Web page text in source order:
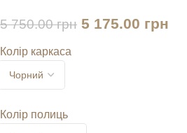
5 750.00грн 5 175.00 грн
Колір каркаса
Колір полиць